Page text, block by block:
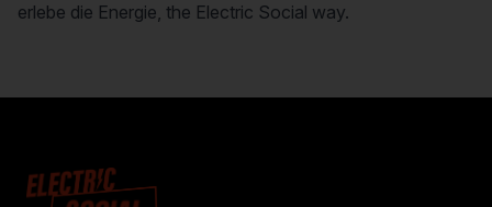
erlebe die Energie, the Electric Social way.